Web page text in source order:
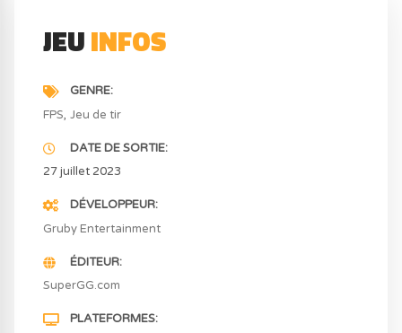
JEUINFOS
GENRE
FPS Jeu de tir
DATE DE SORTIE
27 juillet 2023
DÉVELOPPEUR
Gruby Entertainment
ÉDITEUR
SuperGG.com
PLATEFORMES